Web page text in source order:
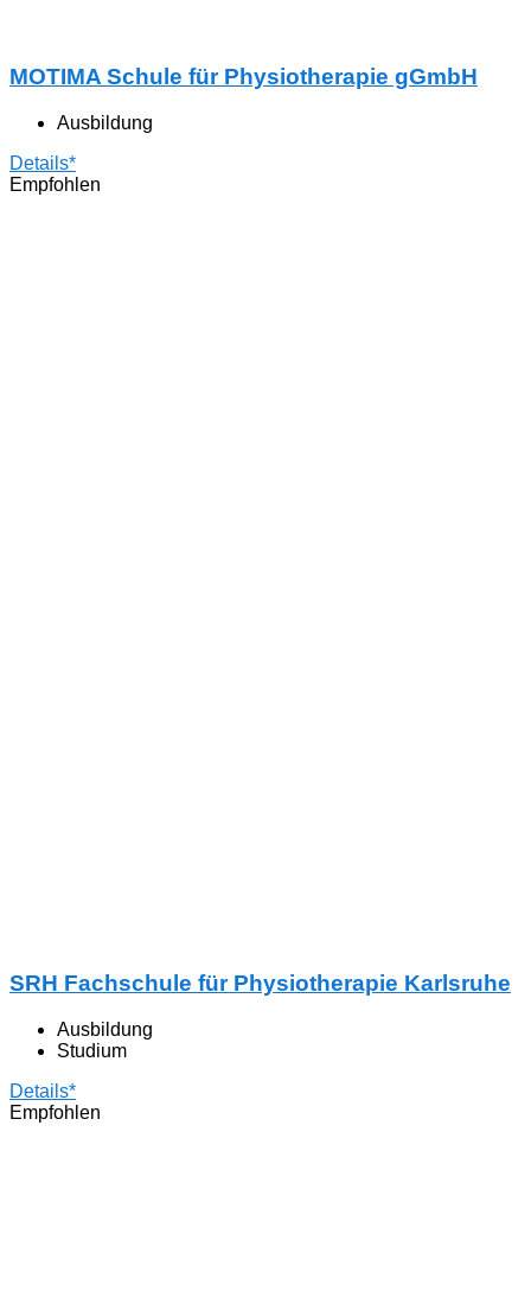
MOTIMA Schule für Physiotherapie gGmbH
Ausbildung
Details*
Empfohlen
SRH Fachschule für Physiotherapie Karlsruhe
Ausbildung
Studium
Details*
Empfohlen